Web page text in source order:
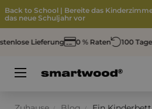
Back to School | Bereite das
das neue Schuljahr vor
Lieferung 0 % Raten 100 Tage
Umschalten
☰